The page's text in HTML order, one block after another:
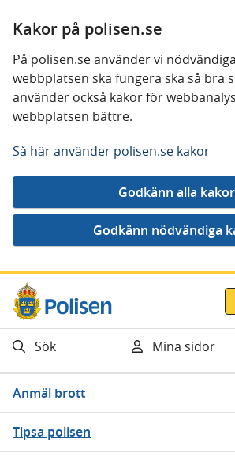
Kakor på polisen.se
På polisen.se använder vi
webbplatsen ska fungera ska så bra
använder också kakor för
webbplatsen bättre.
Så här använder polisen.se kakor
Gå direkt till innehåll
Sök Mina sidor
Anmäl brott
Tipsa polisen